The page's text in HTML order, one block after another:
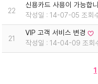
22
신용카드 사용이 가능합
작성일 : 14-07-05 조회
21
VIP 고객 서비스 변경
작성일 : 14-04-09 조회
1